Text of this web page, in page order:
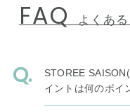
FAQ よくあ
STOREE
イントは何のポイ